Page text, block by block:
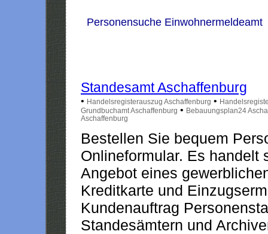
Personensuche Einwohnermeldeamt
Standesamt Aschaffenburg
• Handelsregisterauszug Aschaffenburg •
Grundbuchamt Aschaffenburg • Bebauungsplan24
Aschaffenburg
Bestellen Sie bequem
Onlineformular. Es handelt
Angebot eines
Kreditkarte und
Kundenauftrag
Standesämtern und